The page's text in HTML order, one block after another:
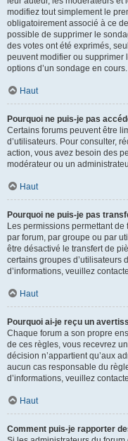
modifiez tout simplement le
obligatoirement associé à ce
possible de supprimer le
des votes ont été exprimés,
peuvent modifier ou supprimer
options d’un sondage en cours.
Haut
Pourquoi ne puis-je pas
Certains forums peuvent être
d’utilisateurs. Pour consulter,
action, vous avez besoin des
modérateur ou un
Haut
Pourquoi ne puis-je pas
Les permissions permettant
par forum, par groupe ou par
être désactivé le transfert de
certains groupes d’utilisateurs
d’informations, veuillez
Haut
Pourquoi ai-je reçu un
Chaque forum a son propre
de ces règles, vous recevrez
décision n’appartient qu’aux
aucun cas responsable du
d’informations, veuillez
Haut
Comment puis-je rapporter